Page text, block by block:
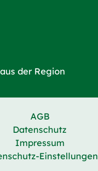
der Region
AGB
Datenschutz
Impressum
Einstellungen